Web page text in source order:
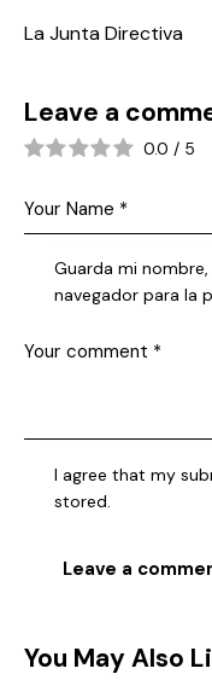
La Junta Directiva
Leave a
0.0 / 5
Guarda mi
navegador para la
I agree that my
stored.
You May Also